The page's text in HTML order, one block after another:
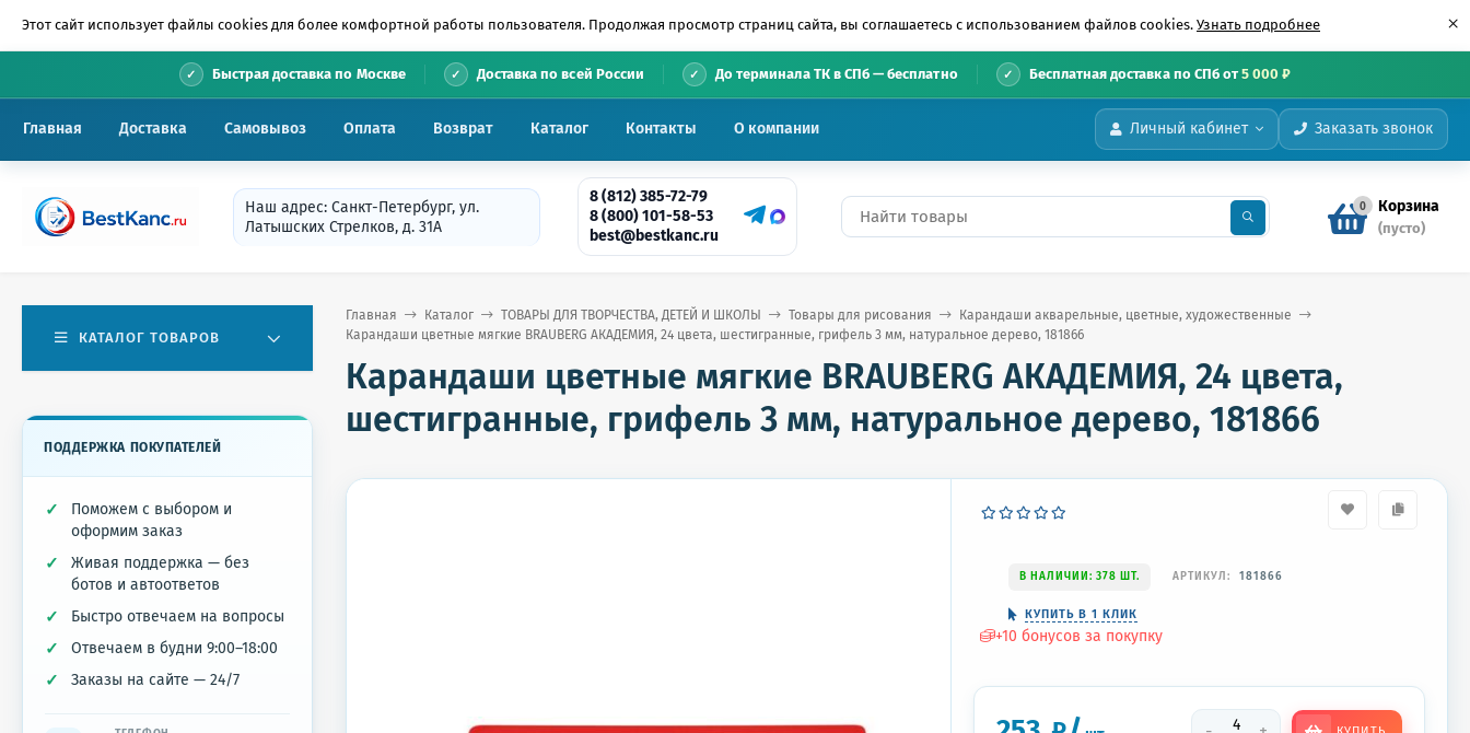
Этот сайт использует файлы cookies для более комфортной работы пользователя. Продолжая просмотр страниц сайта, вы соглашаетесь с использованием файлов cookies. Узнать подробнее ×
Быстрая доставка по Москве Доставка по всей России До терминала ТК в СПб — бесплатно Бесплатная доставка по СПб от5 000 ₽
Личный кабинет Заказать звонок
Главная Доставка Самовывоз Оплата Возврат Каталог Контакты О компании
Наш адрес: Санкт-Петербург, ул.
Латышских Стрелков, д. 31А
8 (812) 385-72-79
8 (800) 101-58-53
best@bestkanc.ru
0 Корзина
(пусто)
Главная Каталог ТОВАРЫ ДЛЯ ТВОРЧЕСТВА, ДЕТЕЙ И ШКОЛЫ Товары для рисования
Карандаши акварельные, цветные, художественные
Карандаши цветные мягкие BRAUBERG АКАДЕМИЯ, 24 цвета, шестигранные, грифель 3 мм, натуральное дерево, 181866
Карандаши цветные мягкие BRAUBERG АКАДЕМИЯ, 24 цвета,
шестигранные, грифель 3 мм, натуральное дерево, 181866
В НАЛИЧИИ: 378 ШТ. АРТИКУЛ: 181866
КУПИТЬ В 1 КЛИК
+10 бонусов за покупку
КАТАЛОГ ТОВАРОВ
ПОДДЕРЖКА ПОКУПАТЕЛЕЙ
Поможем с выбором и
оформим заказ
Живая поддержка — без
ботов и автоответов
Быстро отвечаем на вопросы
Отвечаем в будни 9:00–18:00
Заказы на сайте — 24/7